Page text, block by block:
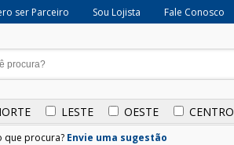
ser Parceiro Sou Lojista Fale Conosco
LESTE OESTE CENTRO
que procura? Envie uma sugestão